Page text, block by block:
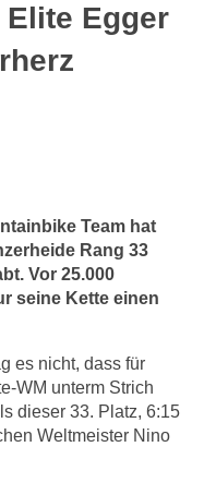
Elite Egger
Team hat
Rang 33
Vor 25.000
seine Kette einen
es nicht, dass für
WM unterm Strich
dieser 33. Platz, 6:15
Weltmeister Nino